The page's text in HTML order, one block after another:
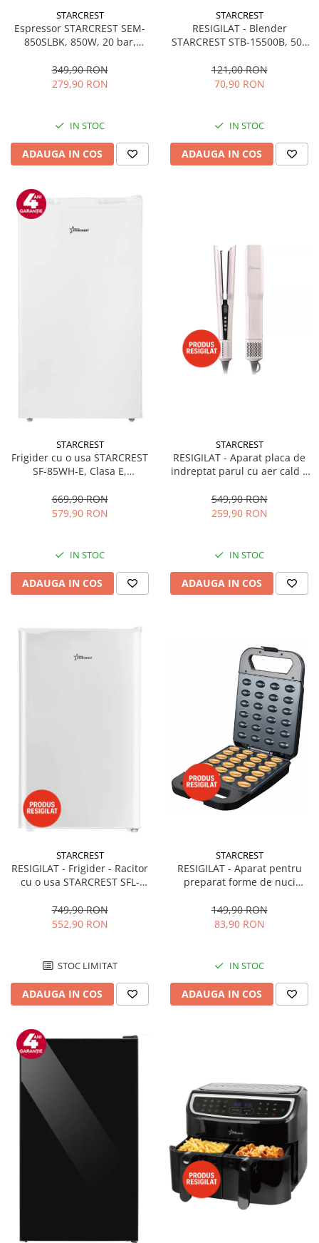
STARCREST
Espressor STARCREST SEM-
850SLBK, 850W, 20 bar,
dispozitiv spumare, filtru
dublu din inox, Negru/Inox
349,90 RON
279,90 RON
IN STOC
ADAUGA IN COS
STARCREST
RESIGILAT - Blender
STARCREST STB-15500B, 500
Pulse, Negru
121,00 RON
70,90 RON
IN STOC
ADAUGA IN COS
STARCREST
Frigider cu o usa STARCREST
SF-85WH-E, Clasa E,
interioara, Compartiment
gheata, H 82 cm, Alb
669,90 RON
579,90 RON
IN STOC
ADAUGA IN COS
STARCREST
RESIGILAT - Aparat placa de
indreptat parul cu aer cald 2
1300 W, Uscare si indreptare,
Afisaj LCD, Tehnologie cu ioni
549,90 RON
259,90 RON
IN STOC
ADAUGA IN COS
STARCREST
RESIGILAT - Frigider - Racitor
cu o usa STARCREST SFL-
92L, Iluminare interioara,H 83
cm, Alb
749,90 RON
552,90 RON
STOC LIMITAT
ADAUGA IN COS
STARCREST
RESIGILAT - Aparat pentru
preparat forme de nuci
forme, 1400W, Indicator
luminos, Placi antiaderente,
149,90 RON
83,90 RON
IN STOC
ADAUGA IN COS